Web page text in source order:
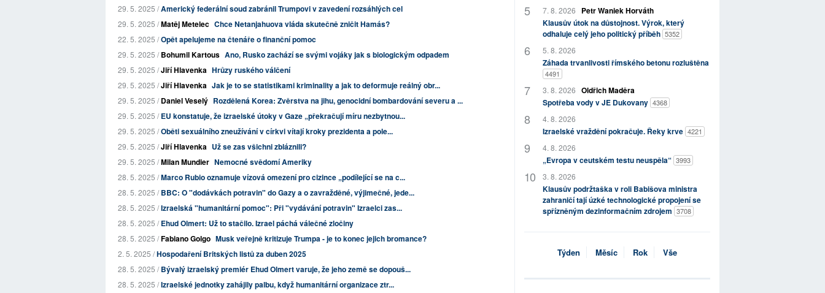
29. 5. 2025 /Americký federální soud zabránil Trumpovi v zavedení rozsáhlých cel
29. 5. 2025 /Matěj Metelec Chce Netanjahuova vláda skutečně zničit Hamás?
22. 5. 2025 /Opět apelujeme na čtenáře o finanční pomoc
29. 5. 2025 /Bohumil Kartous Ano, Rusko zachází se svými vojáky jak s biologickým odpadem
29. 5. 2025 /Jiří Hlavenka Hrůzy ruského válčení
29. 5. 2025 /Jiří Hlavenka Jak je to se statistikami kriminality a jak to deformuje reálný obr...
29. 5. 2025 /Daniel Veselý Rozdělená Korea: Zvěrstva na jihu, genocidní bombardování severu a ...
29. 5. 2025 /EU konstatuje, že izraelské útoky v Gaze „překračují míru nezbytnou...
29. 5. 2025 /Oběti sexuálního zneužívání v církvi vítají kroky prezidenta a pole...
29. 5. 2025 /Jiří Hlavenka Už se zas všichni zbláznili?
29. 5. 2025 /Milan Mundier Nemocné svědomí Ameriky
28. 5. 2025 /Marco Rubio oznamuje vízová omezení pro cizince „podílející se na c...
28. 5. 2025 /BBC: O "dodávkách potravin" do Gazy a o zavražděné, výjimečné, jede...
28. 5. 2025 /Izraelská "humanitární pomoc": Při "vydávání potravin" Izraelci zas...
28. 5. 2025 /Ehud Olmert: Už to stačilo. Izrael páchá válečné zločiny
28. 5. 2025 /Fabiano Golgo Musk veřejně kritizuje Trumpa - je to konec jejich bromance?
2. 5. 2025 /Hospodaření Britských listů za duben 2025
28. 5. 2025 /Bývalý izraelský premiér Ehud Olmert varuje, že jeho země se dopouš...
28. 5. 2025 /Izraelské jednotky zahájily palbu, když humanitární organizace ztr...
7. 8. 2026
Petr Waniek Horváth
Klausův útok na důstojnost. Výrok, který
odhaluje celý jeho politický příběh 5352
5. 8. 2026
Záhada trvanlivosti římského betonu rozluštěna
4491
3. 8. 2026 Oldřich Maděra
Spotřeba vody v JE Dukovany 4368
4. 8. 2026
Izraelské vraždění pokračuje. Řeky krve 4221
4. 8. 2026
„Evropa v ceutském testu neuspěla“ 3993
3. 8. 2026
Klausův podržtaška v roli Babišova ministra
zahraničí tají úzké technologické propojení se
spřízněným dezinformačním zdrojem 3708
Týden Měsíc Rok Vše